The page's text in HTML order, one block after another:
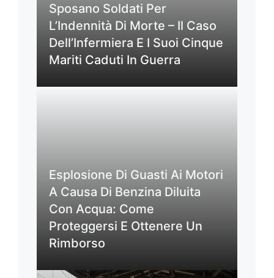
Sposano Soldati Per
L’Indennità Di Morte – Il Caso
Dell’Infermiera E I Suoi Cinque
Mariti Caduti In Guerra
Esplosione Di Guasti Ai Motori
A Causa Di Benzina Diluita
Con Acqua: Come
Proteggersi E Ottenere Un
Rimborso